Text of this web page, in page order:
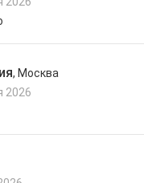
, Москва
2026